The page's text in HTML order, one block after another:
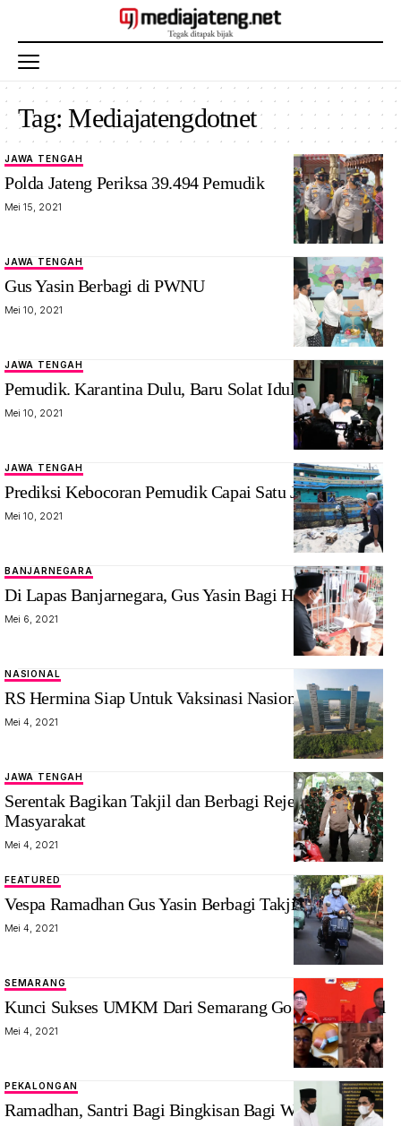
Tag:Mediajatengdotnet
JAWA TENGAH
Polda Jateng Periksa 39.494 Pemudik
Mei 15, 2021
JAWA TENGAH
Gus Yasin Berbagi di PWNU
Mei 10, 2021
JAWA TENGAH
Pemudik. Karantina Dulu, Baru Solat Idul Fitri
Mei 10, 2021
JAWA TENGAH
Prediksi Kebocoran Pemudik Capai Satu Juta
Mei 10, 2021
BANJARNEGARA
Di Lapas Banjarnegara, Gus Yasin Bagi Harapan
Mei 6, 2021
NASIONAL
RS Hermina Siap Untuk Vaksinasi Nasional
Mei 4, 2021
JAWA TENGAH
Serentak Bagikan Takjil dan Berbagi Rejeki Pada
Masyarakat
Mei 4, 2021
FEATURED
Vespa Ramadhan Gus Yasin Berbagi Takjil
Mei 4, 2021
SEMARANG
Kunci Sukses UMKM Dari Semarang Go Internasional
Mei 4, 2021
PEKALONGAN
Ramadhan, Santri Bagi Bingkisan Bagi Warga Miskin